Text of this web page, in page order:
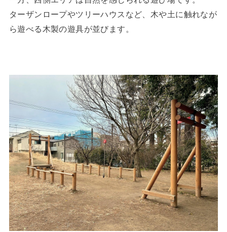
ターザンロープやツリーハウスなど、木や土に触れなが
ら遊べる木製の遊具が並びます。